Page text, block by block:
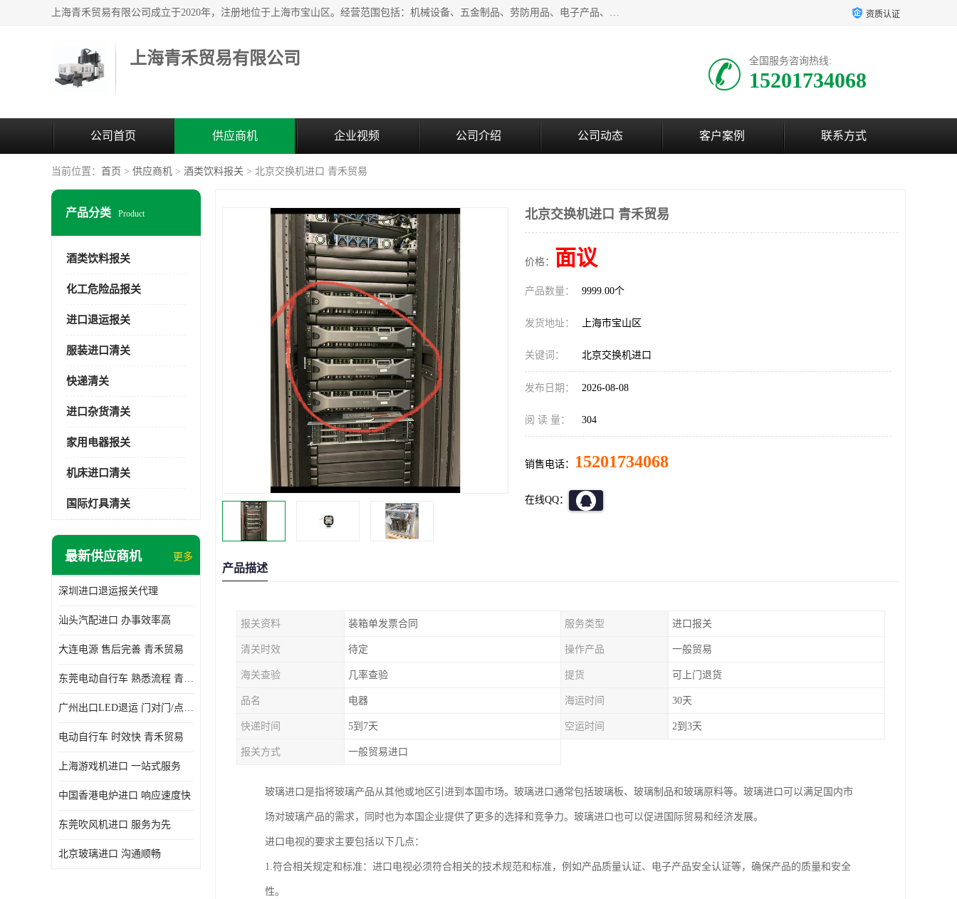
上海青禾贸易有限公司成立于2020年，注册地位于上海市宝山区。经营范围包括：机械设备、五金制品、劳防用品、电子产品、塑胶制品、家具、模具、纺织品、仪器仪表、建筑材料、装饰材料、化工产品、金属制品、机车配件等货物进出口报关、清关服务。 资质认证
上海青禾贸易有限公司 全国服务咨询热线:
15201734068
公司首页 供应商机 企业视频 公司介绍 公司动态 客户案例 联系方式
当前位置： 首页 > 供应商机 > 酒类饮料报关 > 北京交换机进口 青禾贸易
产品分类 Product
酒类饮料报关
化工危险品报关
进口退运报关
服装进口清关
快递清关
进口杂货清关
家用电器报关
机床进口清关
国际灯具清关
最新供应商机 更多
深圳进口退运报关代理
汕头汽配进口 办事效率高
大连电源 售后完善 青禾贸易
东莞电动自行车 熟悉流程 青禾贸易
广州出口LED退运 门对门/点对点
电动自行车 时效快 青禾贸易
上海游戏机进口 一站式服务
中国香港电炉进口 响应速度快
东莞吹风机进口 服务为先
北京玻璃进口 沟通顺畅
北京交换机进口 青禾贸易
价格： 面议
产品数量： 9999.00个
发货地址： 上海市宝山区
关键词： 北京交换机进口
发布日期： 2026-08-08
阅 读 量： 304
销售电话： 15201734068
在线QQ：
产品描述
报关资料 装箱单发票合同 服务类型 进口报关
清关时效 待定 操作产品 一般贸易
海关查验 几率查验 提货 可上门退货
品名 电器 海运时间 30天
快递时间 5到7天 空运时间 2到3天
报关方式 一般贸易进口
玻璃进口是指将玻璃产品从其他或地区引进到本国市场。玻璃进口通常包括玻璃板、玻璃制品和玻璃原料等。玻璃进口可以满足国内市
场对玻璃产品的需求，同时也为本国企业提供了更多的选择和竞争力。玻璃进口也可以促进国际贸易和经济发展。
进口电视的要求主要包括以下几点：
1.符合相关规定和标准：进口电视必须符合相关的技术规范和标准，例如产品质量认证、电子产品安全认证等，确保产品的质量和安全
性。